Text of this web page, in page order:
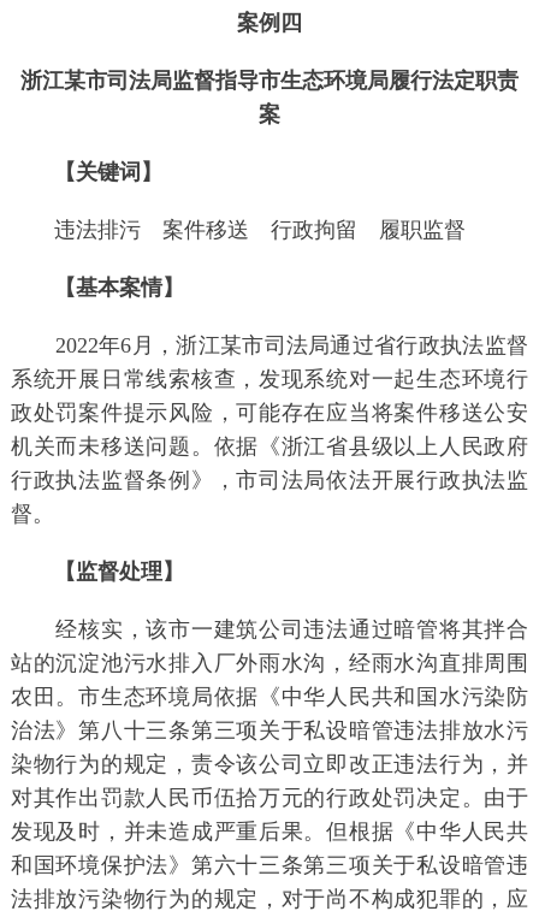
案例四
浙江某市司法局监督指导市生态环境局履行法定职责
案
【关键词】
违法排污 案件移送 行政拘留 履职监督
【基本案情】
2022年6月，浙江某市司法局通过省行政执法监督
系统开展日常线索核查，发现系统对一起生态环境行
政处罚案件提示风险，可能存在应当将案件移送公安
机关而未移送问题。依据《浙江省县级以上人民政府
行政执法监督条例》，市司法局依法开展行政执法监
督。
【监督处理】
经核实，该市一建筑公司违法通过暗管将其拌合
站的沉淀池污水排入厂外雨水沟，经雨水沟直排周围
农田。市生态环境局依据《中华人民共和国水污染防
治法》第八十三条第三项关于私设暗管违法排放水污
染物行为的规定，责令该公司立即改正违法行为，并
对其作出罚款人民币伍拾万元的行政处罚决定。由于
发现及时，并未造成严重后果。但根据《中华人民共
和国环境保护法》第六十三条第三项关于私设暗管违
法排放污染物行为的规定，对于尚不构成犯罪的，应